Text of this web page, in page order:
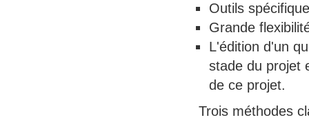
Outils
Grande
L'édition d'un
stade du projet
de ce projet.
Trois méthodes